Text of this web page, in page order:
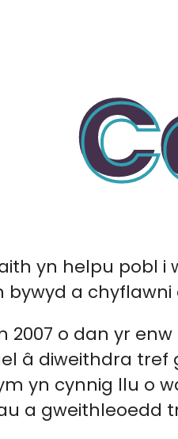
yn helpu pobl i
a chyflawni
2007 o dan yr
â diweithdra
yn cynnig llu o
a gweithleoedd